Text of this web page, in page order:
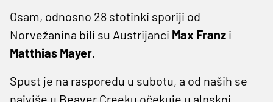
Osam, odnosno 28 stotinki sporiji od
Norvežanina bili su Austrijanci Max Franz i
Matthias Mayer.
Spust je na rasporedu u subotu, a od naših se
najviše u Beaver Creeku očekuje u alpskoj